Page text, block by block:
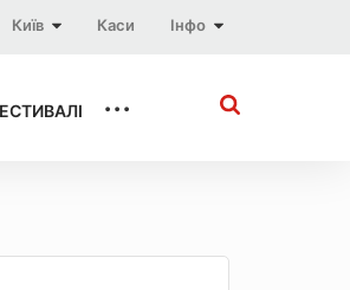
Інфо
Каси
Київ
...